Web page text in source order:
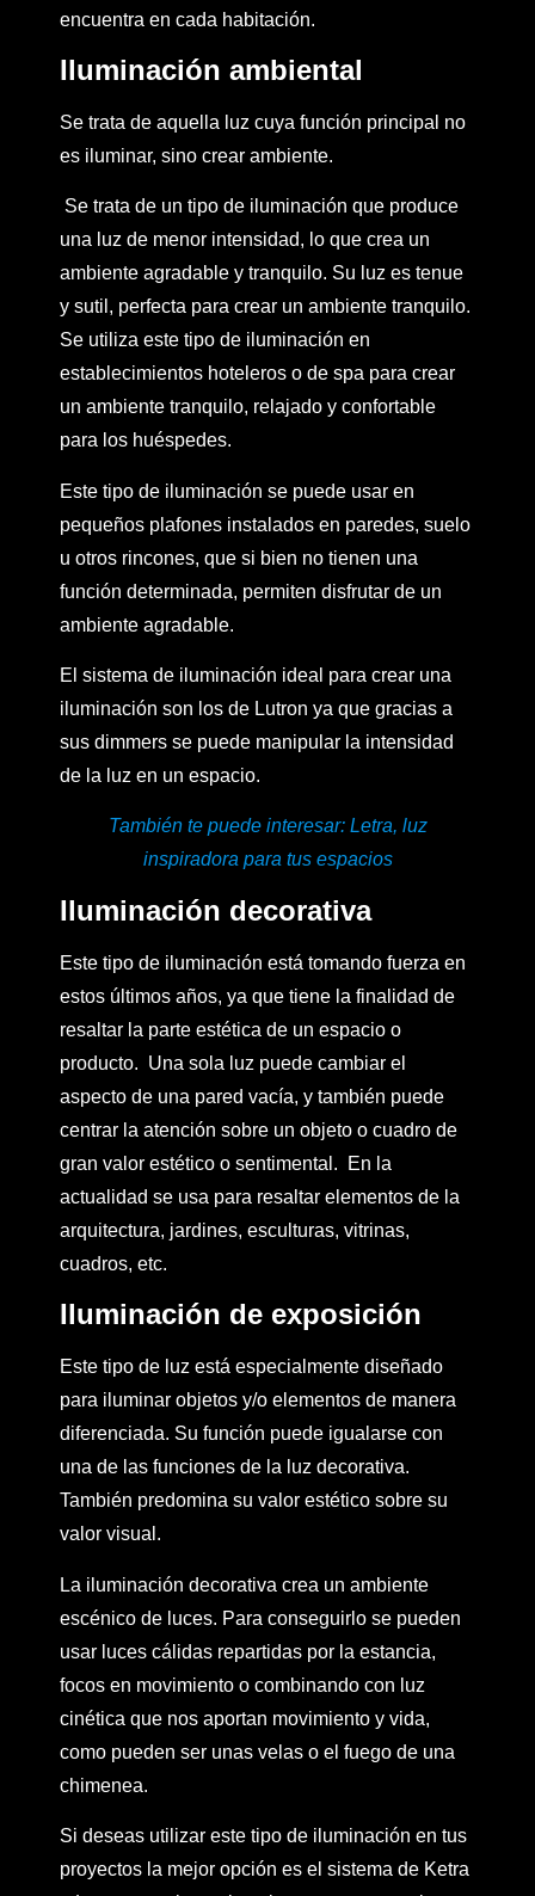
encuentra en cada habitación.
Iluminación ambiental
Se trata de aquella luz cuya función principal no
es iluminar, sino crear ambiente.
Se trata de un tipo de iluminación que produce
una luz de menor intensidad, lo que crea un
ambiente agradable y tranquilo. Su luz es tenue
y sutil, perfecta para crear un ambiente tranquilo.
Se utiliza este tipo de iluminación en
establecimientos hoteleros o de spa para crear
un ambiente tranquilo, relajado y confortable
para los huéspedes.
Este tipo de iluminación se puede usar en
pequeños plafones instalados en paredes, suelo
u otros rincones, que si bien no tienen una
función determinada, permiten disfrutar de un
ambiente agradable.
El sistema de iluminación ideal para crear una
iluminación son los de Lutron ya que gracias a
sus dimmers se puede manipular la intensidad
de la luz en un espacio.
También te puede interesar: Letra, luz
inspiradora para tus espacios
Iluminación decorativa
Este tipo de iluminación está tomando fuerza en
estos últimos años, ya que tiene la finalidad de
resaltar la parte estética de un espacio o
producto. Una sola luz puede cambiar el
aspecto de una pared vacía, y también puede
centrar la atención sobre un objeto o cuadro de
gran valor estético o sentimental. En la
actualidad se usa para resaltar elementos de la
arquitectura, jardines, esculturas, vitrinas,
cuadros, etc.
Iluminación de exposición
Este tipo de luz está especialmente diseñado
para iluminar objetos y/o elementos de manera
diferenciada. Su función puede igualarse con
una de las funciones de la luz decorativa.
También predomina su valor estético sobre su
valor visual.
La iluminación decorativa crea un ambiente
escénico de luces. Para conseguirlo se pueden
usar luces cálidas repartidas por la estancia,
focos en movimiento o combinando con luz
cinética que nos aportan movimiento y vida,
como pueden ser unas velas o el fuego de una
chimenea.
Si deseas utilizar este tipo de iluminación en tus
proyectos la mejor opción es el sistema de Ketra